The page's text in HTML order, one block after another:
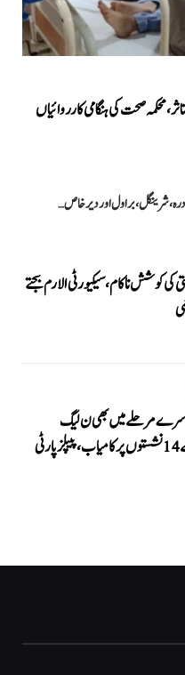
زائد افراد متاثر، محکمہ صحت کی ہنگامی کارروائیاں
درہ، شرینگل، براول اور دیر خاص…
کی کوشش ناکام، سیکیورٹی الارم بجتے
دوسرے مرحلے میں بھی ن لیگ
کامیاب، 20 میں سے 14 نشستوں پر کامیاب، پیپلزپارٹی